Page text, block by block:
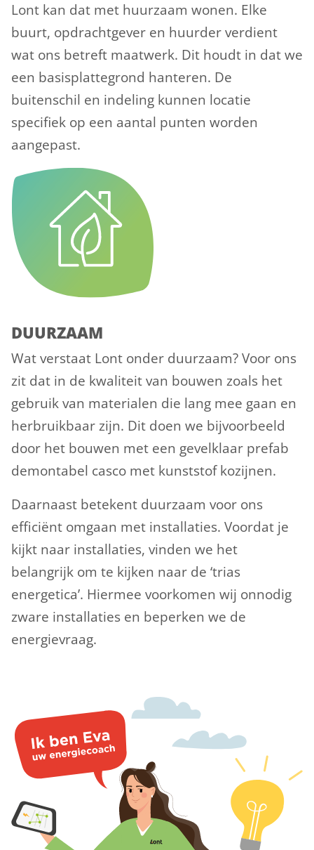
Lont kan dat met huurzaam wonen. Elke
buurt, opdrachtgever en huurder verdient
wat ons betreft maatwerk. Dit houdt in dat we
een basisplattegrond hanteren. De
buitenschil en indeling kunnen locatie
specifiek op een aantal punten worden
aangepast.
DUURZAAM
Wat verstaat Lont onder duurzaam? Voor ons
zit dat in de kwaliteit van bouwen zoals het
gebruik van materialen die lang mee gaan en
herbruikbaar zijn. Dit doen we bijvoorbeeld
door het bouwen met een gevelklaar prefab
demontabel casco met kunststof kozijnen.
Daarnaast betekent duurzaam voor ons
efficiënt omgaan met installaties. Voordat je
kijkt naar installaties, vinden we het
belangrijk om te kijken naar de ‘trias
energetica’. Hiermee voorkomen wij onnodig
zware installaties en beperken we de
energievraag.